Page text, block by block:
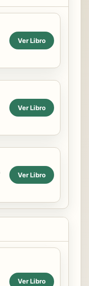
Ver Libro
Ver Libro
Ver Libro
Ver Libro